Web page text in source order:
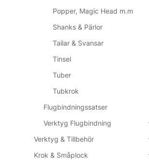
Popper, Magic Head m.m
Shanks & Pärlor
Tailar & Svansar
Tinsel
Tuber
Tubkrok
Flugbindningssatser
Verktyg Flugbindning
Verktyg & Tillbehör
Krok & Småplock